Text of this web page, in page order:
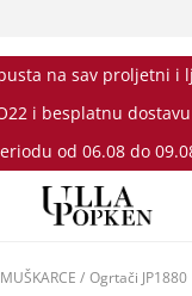
na sav proljetni i
i besplatnu
od 06.08 do
/ Ogrtači JP1880